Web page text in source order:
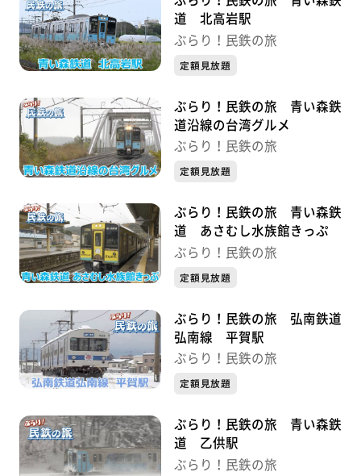
道 北高岩駅
ぶらり！民鉄の旅
定額見放題
ぶらり！民鉄の旅 青い森鉄
道沿線の台湾グルメ
ぶらり！民鉄の旅
定額見放題
ぶらり！民鉄の旅 青い森鉄
道 あさむし水族館きっぷ
ぶらり！民鉄の旅
定額見放題
ぶらり！民鉄の旅 弘南鉄道
弘南線 平賀駅
ぶらり！民鉄の旅
定額見放題
ぶらり！民鉄の旅 青い森鉄
道 乙供駅
ぶらり！民鉄の旅